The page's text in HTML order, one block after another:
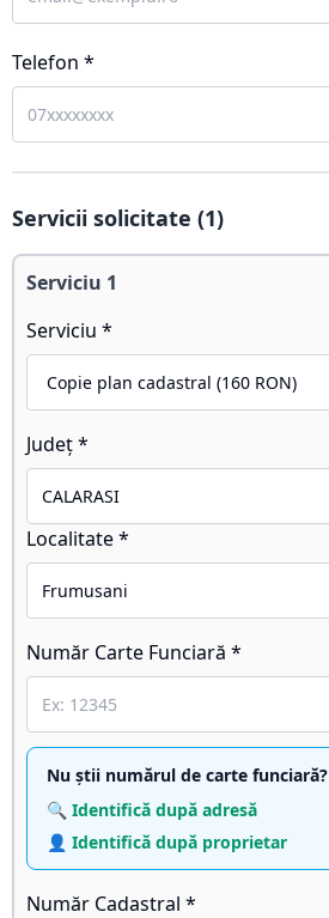
Telefon *
Servicii solicitate (1)
Serviciu 1
Serviciu *
Județ *
Localitate *
Număr Carte Funciară *
Nu știi numărul de carte funciară?
🔍 Identifică după adresă
👤 Identifică după proprietar
Număr Cadastral *